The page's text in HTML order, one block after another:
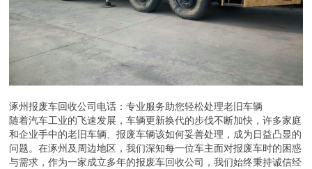
涿州报废车回收公司电话：专业服务助您轻松处理老旧车辆
随着汽车工业的飞速发展，车辆更新换代的步伐不断加快，许多家庭
和企业手中的老旧车辆、报废车辆该如何妥善处理，成为日益凸显的
问题。在涿州及周边地区，我们深知每一位车主面对报废车时的困惑
与需求，作为一家成立多年的报废车回收公司，我们始终秉持诚信经